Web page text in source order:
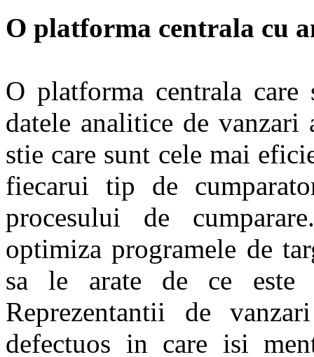
O platforma centrala cu
O platforma centrala
datele analitice de vanzari
stie care sunt cele mai
fiecarui tip de
procesului de
optimiza programele de
sa le arate de ce este
Reprezentantii de
defectuos in care isi